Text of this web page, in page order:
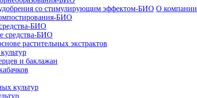
со стимулирующим эффектом-БИО
БИО
БИО
средства-БИО
растительных экстрактов
и баклажан
культур
О компании